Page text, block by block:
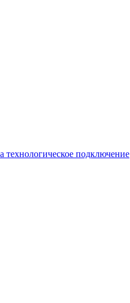
технологическое подключение